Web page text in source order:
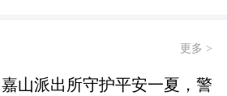
更多 >
嘉山派出所守护平安一夏，警